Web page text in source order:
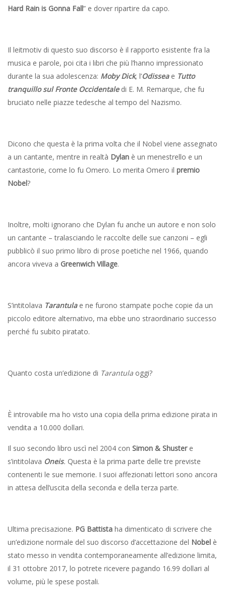
Hard Rain is Gonna Fall” e dover ripartire da capo.
Il leitmotiv di questo suo discorso è il rapporto esistente fra la
musica e parole, poi cita i libri che più l’hanno impressionato
durante la sua adolescenza: Moby Dick, l’Odissea e Tutto
tranquillo sul Fronte Occidentaledi E. M. Remarque, che fu
bruciato nelle piazze tedesche al tempo del Nazismo.
Dicono che questa è la prima volta che il Nobel viene assegnato
a un cantante, mentre in realtà Dylan è un menestrello e un
cantastorie, come lo fu Omero. Lo merita Omero il premio
Nobel?
Inoltre, molti ignorano che Dylan fu anche un autore e non solo
un cantante – tralasciando le raccolte delle sue canzoni – egli
pubblicò il suo primo libro di prose poetiche nel 1966, quando
ancora viveva a Greenwich Village.
S’intitolava Tarantulae ne furono stampate poche copie da un
piccolo editore alternativo, ma ebbe uno straordinario successo
perché fu subito piratato.
Quanto costa un’edizione di Tarantula oggi?
È introvabile ma ho visto una copia della prima edizione pirata in
vendita a 10.000 dollari.
Il suo secondo libro uscì nel 2004 con Simon & Shustere
s’intitolava Oneis. Questa è la prima parte delle tre previste
contenenti le sue memorie. I suoi affezionati lettori sono ancora
in attesa dell’uscita della seconda e della terza parte.
Ultima precisazione. PG Battista ha dimenticato di scrivere che
un’edizione normale del suo discorso d’accettazione del Nobel è
stato messo in vendita contemporaneamente all’edizione limita,
il 31 ottobre 2017, lo potrete ricevere pagando 16.99 dollari al
volume, più le spese postali.